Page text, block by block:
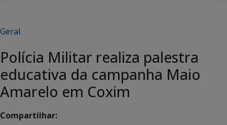
Geral
Polícia Militar realiza palestra
educativa da campanha Maio
Amarelo em Coxim
Compartilhar: